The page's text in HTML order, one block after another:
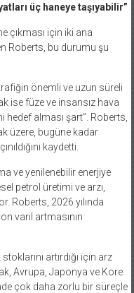
üç haneye taşıyabilir”
çıkması için iki ana
Roberts, bu durumu şu
önemli ve uzun süreli
ise füze ve insansız hava
hedef alması şart”. Roberts,
üzere, bugüne kadar
kaydetti.
ve yenilenebilir enerjiye
petrol üretimi ve arzı,
Roberts, 2026 yılında
varil artmasının
artırdığı için arz
Avrupa, Japonya ve Kore
çok daha zorlu bir süreçle